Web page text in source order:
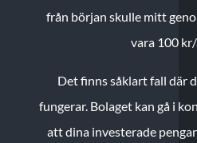
från början skulle mitt
vara 100
Det finns såklart fall där
fungerar. Bolaget kan gå i
att dina investerade